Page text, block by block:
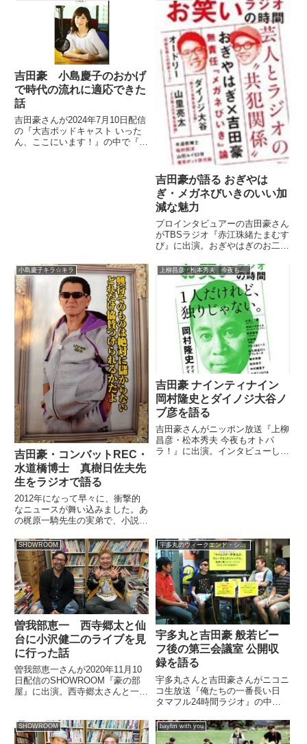
吉田豪 小島慶子のおかげ
で時代の流れに適応できた
話
吉田豪さんが2024年7月10日配信
の『大吉ポッドキャスト いった
ん、ここにいます！』の中で『小
吉田豪が語る おぎやは
ぎ・メガネびいきのいい加
減な魅力
プロインタビュアーの吉田豪さん
がTBSラジオ『赤江珠緒たまむす
び』に出演。おぎやはぎのお二人
そのいい加減な魅力について語っ
ていました。（赤江珠緒）吉田豪
の『月イチ豪外』。プロ書評家に
してプロインタビュアー吉田豪...
小島慶子キラ☆キラ
吉田豪・コンバットREC・
水道橋博士 真樹日佐夫先
生をラジオで語る
2012年になって早々に、衝撃的
なニュースが舞い込みました。あ
の梶原一騎先生の実弟で、小説
逝されたのです。僕は吉田豪さん
の著作や、毎月BUBKAでインタ
ビューされている記事、そして梶
原一騎先生の遺作 「男の星座...
上柳昌彦・松本秀夫 今夜もオトパラ！
吉田豪 ナインティナイン
岡村隆史とダイノジ大谷ノ
ブ彦を語る
吉田豪さんがニッポン放送『上柳
昌彦・松本秀夫 今夜もオトパ
ラ！』に出演。インタビューした
SHOWROOM
曽我部恵一 西寺郷太と仙
台に小沢健二のライブを見
に行った話
曽我部恵一さんが2020年11月10
日配信のSHOWROOM『豪の部
屋』に出演。西寺郷太さんと一緒
#猫舌SHOWROOM #豪の部屋 ご
視聴ありがとうございました?
宇多丸のウィークエンド・シャッフル
宇多丸と吉田豪 般若ビー
フ後の第三会議室 公開収
録を語る
宇多丸さんと吉田豪さんがニコニ
コ生放送『俺たちの一番長い日
タマフル24時間ラジオ』の中
フ後にK DUB SHINEさんと行っ
た第三会議室の公式イベントにつ
SHOWROOM bayfm with you